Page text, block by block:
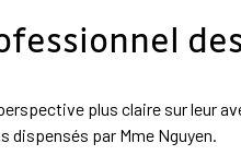
plus claire sur leur
par Mme Nguyen.